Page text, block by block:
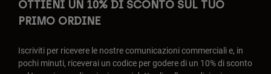
OTTIENI UN 10% DI SCONTO SUL TUO
PRIMO ORDINE
Iscriviti per ricevere le nostre comunicazioni commerciali e, in
pochi minuti, riceverai un codice per godere di un 10% di sconto